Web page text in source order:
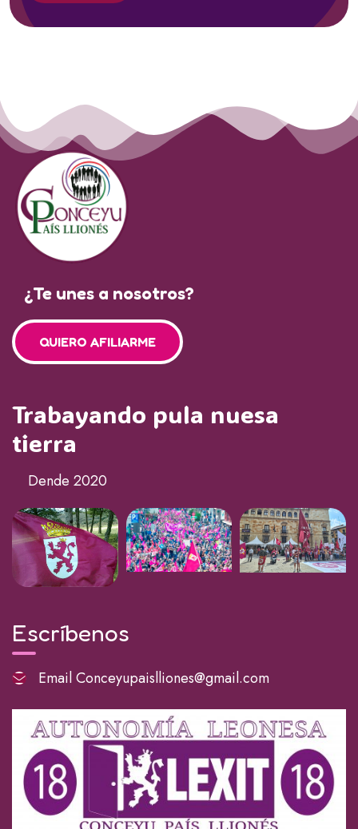
¿Te unes a nosotros?
QUIERO AFILIARME
Trabayando pula nuesa
tierra
Dende 2020
Escríbenos
EmailConceyupaislliones@gmail.com